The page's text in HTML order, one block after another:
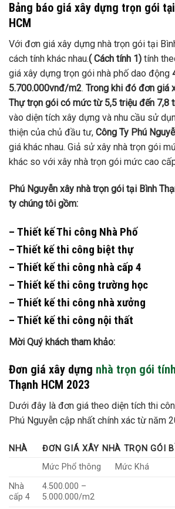
Bảng báo giá xây dựng trọn gói
HCM
Với đơn giá xây dựng nhà trọn gói tại
cách tính khác nhau.( Cách tính 1) tính
giá xây dựng trọn gói nhà phố dao động
5.700.000vnđ/m2. Trong khi đó đơn giá
Thự trọn gói có mức từ 5,5 triệu đến 7,8
vào diện tích xây dựng và nhu cầu sử
thiện của chủ đầu tư, Công Ty Phú
giá khác nhau. Giả sử xây nhà trọn gói
khác so với xây nhà trọn gói mức cao
Phú Nguyễn xây nhà trọn gói tại Bình
ty chúng tôi gồm:
– Thiết kế Thi công Nhà Phố
– Thiết kế thi công biệt thự
– Thiết kế thi công nhà cấp 4
– Thiết kế thi công trường học
– Thiết kế thi công nhà xưởng
– Thiết kế thi công nội thất
Mời Quý khách tham khảo:
Đơn giá xây dựng nhà trọn gói
Thạnh HCM 2023
Dưới đây là đơn giá theo diện tích thi
Phú Nguyễn cập nhất chính xác từ năm
NHÀ
ĐƠN GIÁ XÂY NHÀ TRỌN GÓI
Mức Phổ thông
Mức Khá
Nhà
cấp 4
4.500.000 –
5.000.000/m2